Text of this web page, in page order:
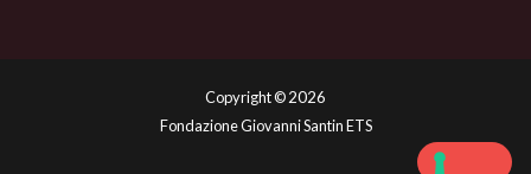
Copyright ©2026
Fondazione Giovanni Santin ETS